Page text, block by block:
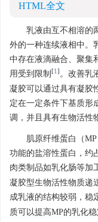
HTML全文
乳液由互不相溶的
外的一种连续液相中。
中存在液滴融合、聚集
用受到限制 [1 ] 。改善乳
凝胶可以通过具有凝胶
定在一定条件下基质形
调，并且具有生物活性
肌原纤维蛋白（
功能的盐溶性蛋白，约
肉类制品如乳化肠等加
凝胶型生物活性物质递
成乳液的结构较弱，稳
质可以提高MP的乳化